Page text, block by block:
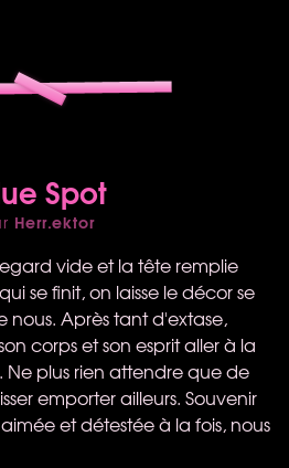
Spot
Herr.ektor
vide et la tête remplie
se finit, on laisse le décor se
Après tant d'extase,
corps et son esprit aller à la
plus rien attendre que de
emporter ailleurs. Souvenir
et détestée à la fois, nous